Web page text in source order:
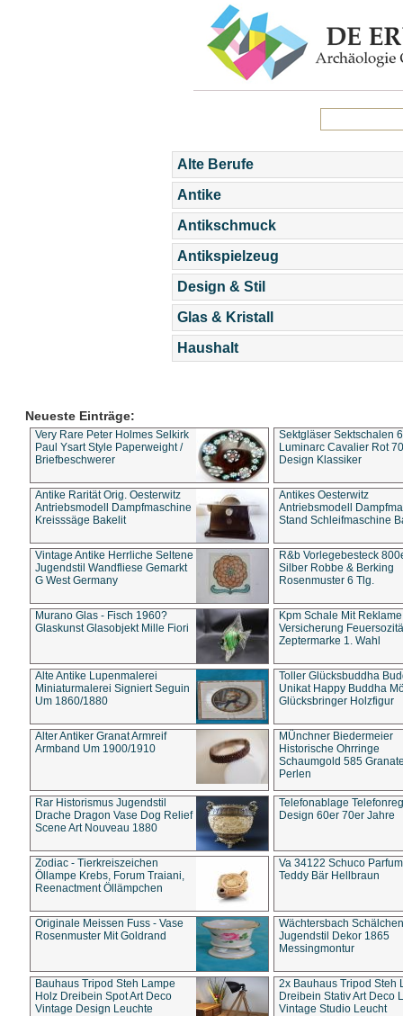
Alte Berufe
Antike
Antikschmuck
Antikspielzeug
Design & Stil
Glas & Kristall
Haushalt
Neueste Einträge:
Very Rare Peter Holmes Selkirk
Paul Ysart Style Paperweight /
Briefbeschwerer
Sektgläser Sektschalen
Luminarc Cavalier Rot
Design Klassiker
Antike Rarität Orig. Oesterwitz
Antriebsmodell Dampfmaschine
Kreisssäge Bakelit
Antikes Oesterwitz
Antriebsmodell
Stand Schleifmaschine
Vintage Antike Herrliche Seltene
Jugendstil Wandfliese Gemarkt
G West Germany
R&b Vorlegebesteck
Silber Robbe & Berking
Rosenmuster 6 Tlg.
Murano Glas - Fisch 1960?
Glaskunst Glasobjekt Mille Fiori
Kpm Schale Mit Reklame
Versicherung
Zeptermarke 1. Wahl
Alte Antike Lupenmalerei
Miniaturmalerei Signiert Seguin
Um 1860/1880
Toller Glücksbuddha
Unikat Happy Buddha
Glücksbringer Holzfigur
Alter Antiker Granat Armreif
Armband Um 1900/1910
MÜnchner Biedermeier
Historische Ohrringe
Schaumgold 585
Perlen
Rar Historismus Jugendstil
Drache Dragon Vase Dog Relief
Scene Art Nouveau 1880
Telefonablage
Design 60er 70er Jahre
Zodiac - Tierkreiszeichen
Öllampe Krebs, Forum Traiani,
Reenactment Öllämpchen
Va 34122 Schuco
Teddy Bär Hellbraun
Originale Meissen Fuss - Vase
Rosenmuster Mit Goldrand
Wächtersbach Schälchen
Jugendstil Dekor 1865
Messingmontur
Bauhaus Tripod Steh Lampe
Holz Dreibein Spot Art Deco
Vintage Design Leuchte
2x Bauhaus Tripod Steh
Dreibein Stativ Art Deco
Vintage Studio Leucht